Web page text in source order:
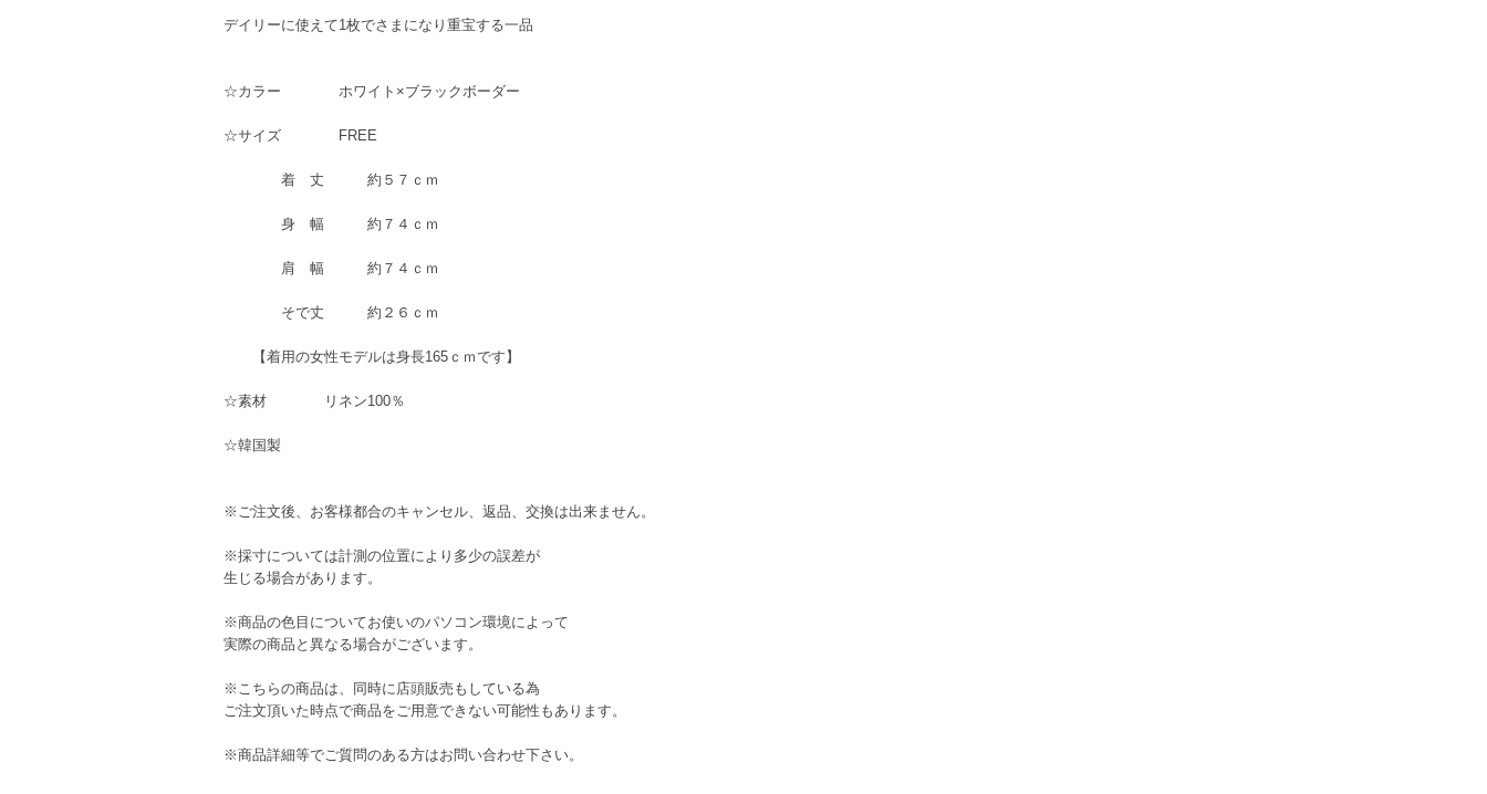
デイリーに使えて1枚でさまになり重宝する一品
☆カラー ホワイト×ブラックボーダー
☆サイズ FREE
着 丈 約５７ｃｍ
身 幅 約７４ｃｍ
肩 幅 約７４ｃｍ
そで丈 約２６ｃｍ
【着用の女性モデルは身長165ｃｍです】
☆素材 リネン100％
☆韓国製
※ご注文後、お客様都合のキャンセル、返品、交換は出来ません。
※採寸については計測の位置により多少の誤差が
生じる場合があります。
※商品の色目についてお使いのパソコン環境によって
実際の商品と異なる場合がございます。
※こちらの商品は、同時に店頭販売もしている為
ご注文頂いた時点で商品をご用意できない可能性もあります。
※商品詳細等でご質問のある方はお問い合わせ下さい。